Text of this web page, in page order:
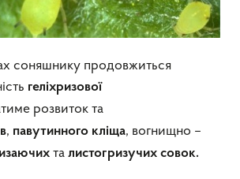
соняшнику продовжиться
геліхризової
розвиток та
, павутинного кліща, вогнищно –
та листогризучих совок.